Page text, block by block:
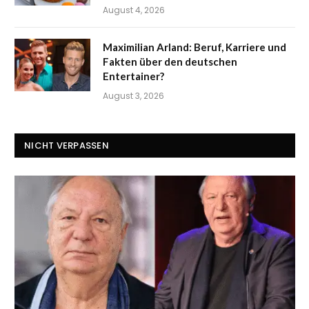
August 4, 2026
Maximilian Arland: Beruf, Karriere und
Fakten über den deutschen
Entertainer?
August 3, 2026
NICHT VERPASSEN